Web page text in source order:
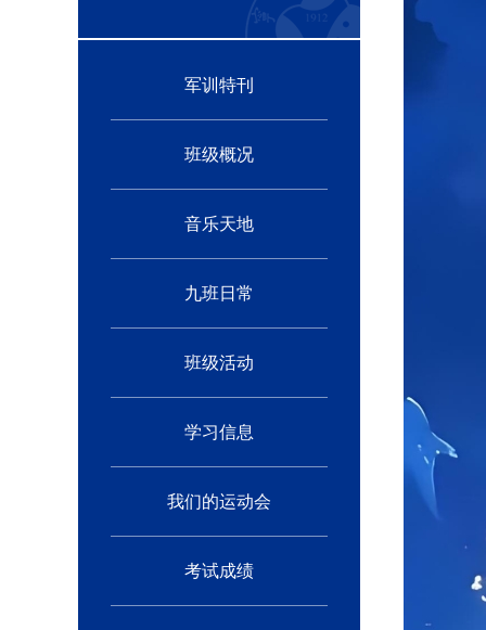
军训特刊
班级概况
音乐天地
九班日常
班级活动
学习信息
我们的运动会
考试成绩